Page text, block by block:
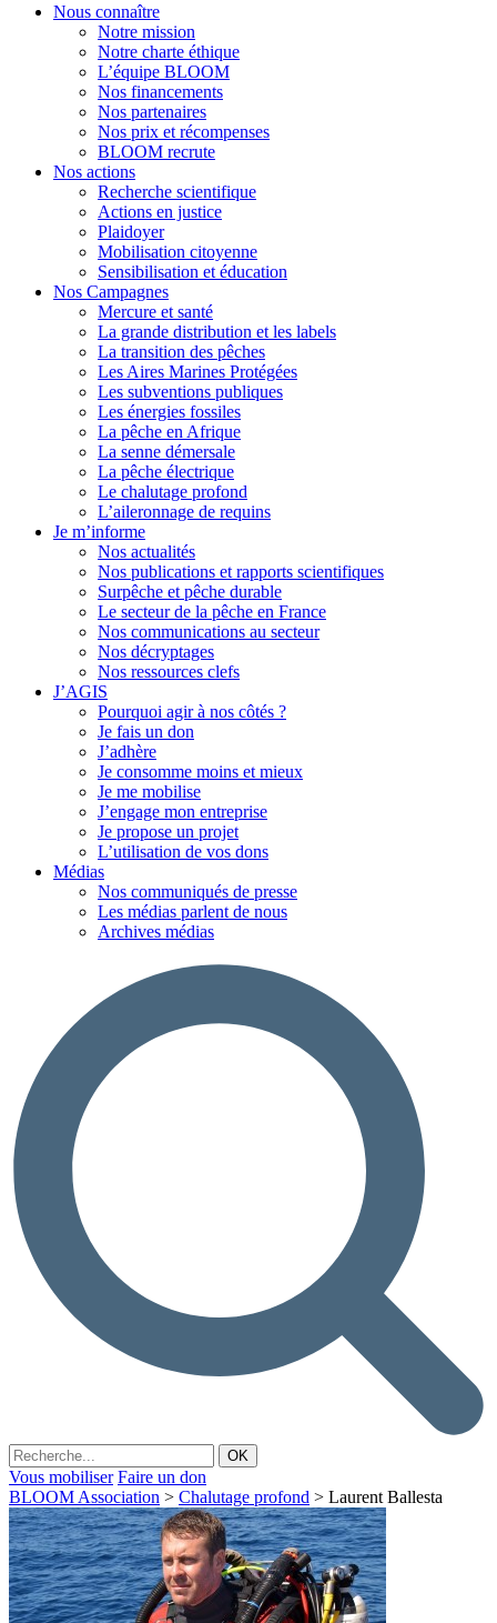
Nous connaître
Notre mission
Notre charte éthique
L’équipe BLOOM
Nos financements
Nos partenaires
Nos prix et récompenses
BLOOM recrute
Nos actions
Recherche scientifique
Actions en justice
Plaidoyer
Mobilisation citoyenne
Sensibilisation et éducation
Nos Campagnes
Mercure et santé
La grande distribution et les labels
La transition des pêches
Les Aires Marines Protégées
Les subventions publiques
Les énergies fossiles
La pêche en Afrique
La senne démersale
La pêche électrique
Le chalutage profond
L’aileronnage de requins
Je m’informe
Nos actualités
Nos publications et rapports scientifiques
Surpêche et pêche durable
Le secteur de la pêche en France
Nos communications au secteur
Nos décryptages
Nos ressources clefs
J’AGIS
Pourquoi agir à nos côtés ?
Je fais un don
J’adhère
Je consomme moins et mieux
Je me mobilise
J’engage mon entreprise
Je propose un projet
L’utilisation de vos dons
Médias
Nos communiqués de presse
Les médias parlent de nous
Archives médias
Vous mobiliser Faire un don
BLOOM Association > Chalutage profond > Laurent Ballesta